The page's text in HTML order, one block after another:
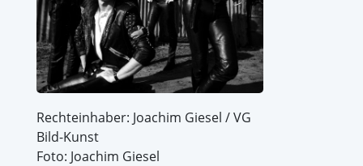
Rechteinhaber: Joachim Giesel / VG
Bild-Kunst
Foto: Joachim Giesel